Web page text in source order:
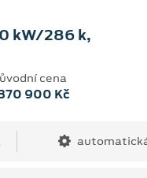
kW/286 k,
cena
900 Kč